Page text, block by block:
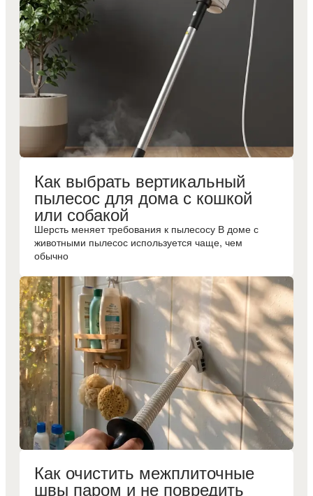
Как выбрать вертикальный
пылесос для дома с кошкой
или собакой
Шерсть меняет требования к пылесосу В доме с
животными пылесос используется чаще, чем
обычно
Как очистить межплиточные
швы паром и не повредить